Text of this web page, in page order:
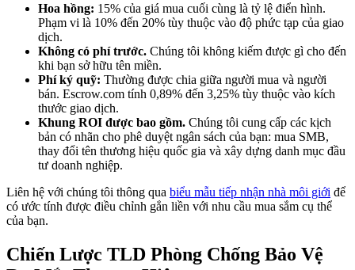
Hoa hồng: 15% của giá mua cuối cùng là tỷ lệ điển hình.
Phạm vi là 10% đến 20% tùy thuộc vào độ phức tạp của giao
dịch.
Không có phí trước. Chúng tôi không kiếm được gì cho đến
khi bạn sở hữu tên miền.
Phí ký quỹ: Thường được chia giữa người mua và người
bán. Escrow.com tính 0,89% đến 3,25% tùy thuộc vào kích
thước giao dịch.
Khung ROI được bao gồm. Chúng tôi cung cấp các kịch
bản có nhãn cho phê duyệt ngân sách của bạn: mua SMB,
thay đổi tên thương hiệu quốc gia và xây dựng danh mục đầu
tư doanh nghiệp.
Liên hệ với chúng tôi thông qua biểu mẫu tiếp nhận nhà môi giới để
có ước tính được điều chỉnh gắn liền với nhu cầu mua sắm cụ thể
của bạn.
Chiến Lược TLD Phòng Chống Bảo Vệ